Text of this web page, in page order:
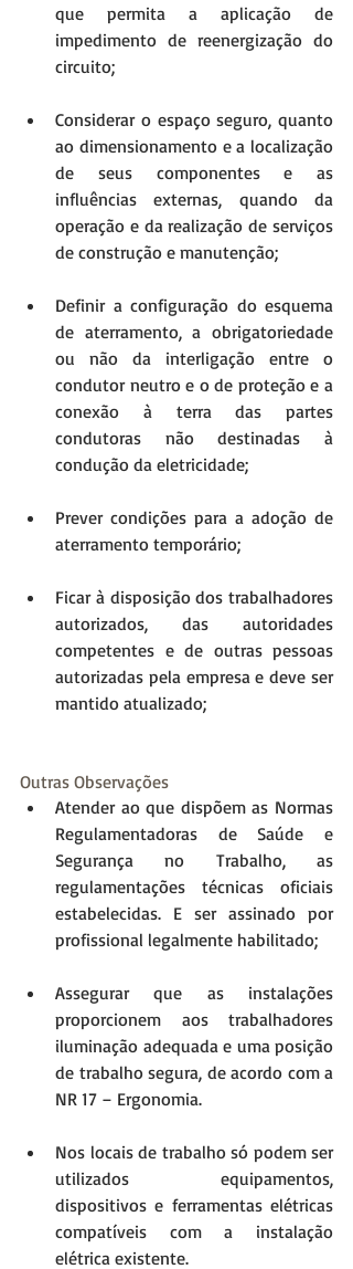
que permita a aplicação de
impedimento de reenergização do
circuito;
Considerar o espaço seguro, quanto
ao dimensionamento e a localização
de seus componentes e as
influências externas, quando da
operação e da realização de serviços
de construção e manutenção;
Definir a configuração do esquema
de aterramento, a obrigatoriedade
ou não da interligação entre o
condutor neutro e o de proteção e a
conexão à terra das partes
condutoras não destinadas à
condução da eletricidade;
Prever condições para a adoção de
aterramento temporário;
Ficar à disposição dos trabalhadores
autorizados, das autoridades
competentes e de outras pessoas
autorizadas pela empresa e deve ser
mantido atualizado;
Outras Observações
Atender ao que dispõem as Normas
Regulamentadoras de Saúde e
Segurança no Trabalho, as
regulamentações técnicas oficiais
estabelecidas. E ser assinado por
profissional legalmente habilitado;
Assegurar que as instalações
proporcionem aos trabalhadores
iluminação adequada e uma posição
de trabalho segura, de acordo com a
NR 17 – Ergonomia.
Nos locais de trabalho só podem ser
utilizados equipamentos,
dispositivos e ferramentas elétricas
compatíveis com a instalação
elétrica existente.